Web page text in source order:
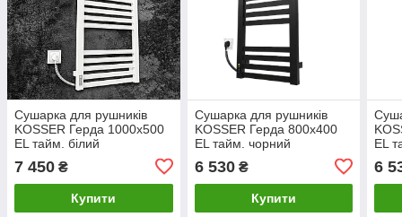
Сушарка для рушників
KOSSER Герда 1000х500
EL тайм. білий
7 450 ₴
Купити
Сушарка для рушників
KOSSER Герда 800х400
EL тайм. чорний
6 530₴
Купити
EL
6